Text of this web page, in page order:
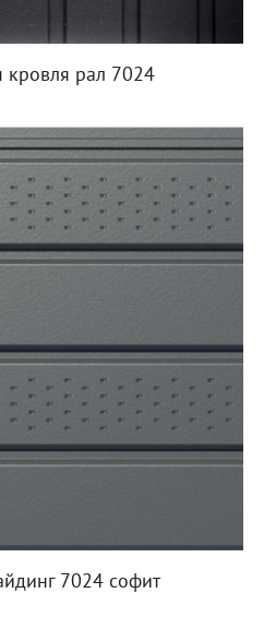
кровля рал 7024
7024 софит